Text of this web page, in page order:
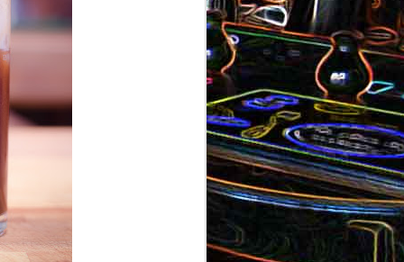
Canistrelli aux amandes et
aux noisettes